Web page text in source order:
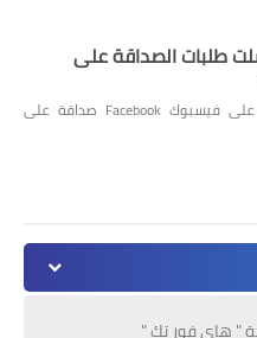
طلبات الصداقة على
كيف اعرف لمن ارسلت طلبات الصداقة على فيسبوك Facebook صداقة على
" هاي فور تك "